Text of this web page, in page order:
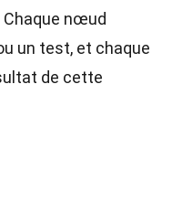
nœud
un test, et chaque
de cette